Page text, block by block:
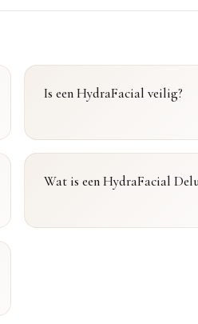
Is een HydraFacial veilig?
Wat is een HydraFacial